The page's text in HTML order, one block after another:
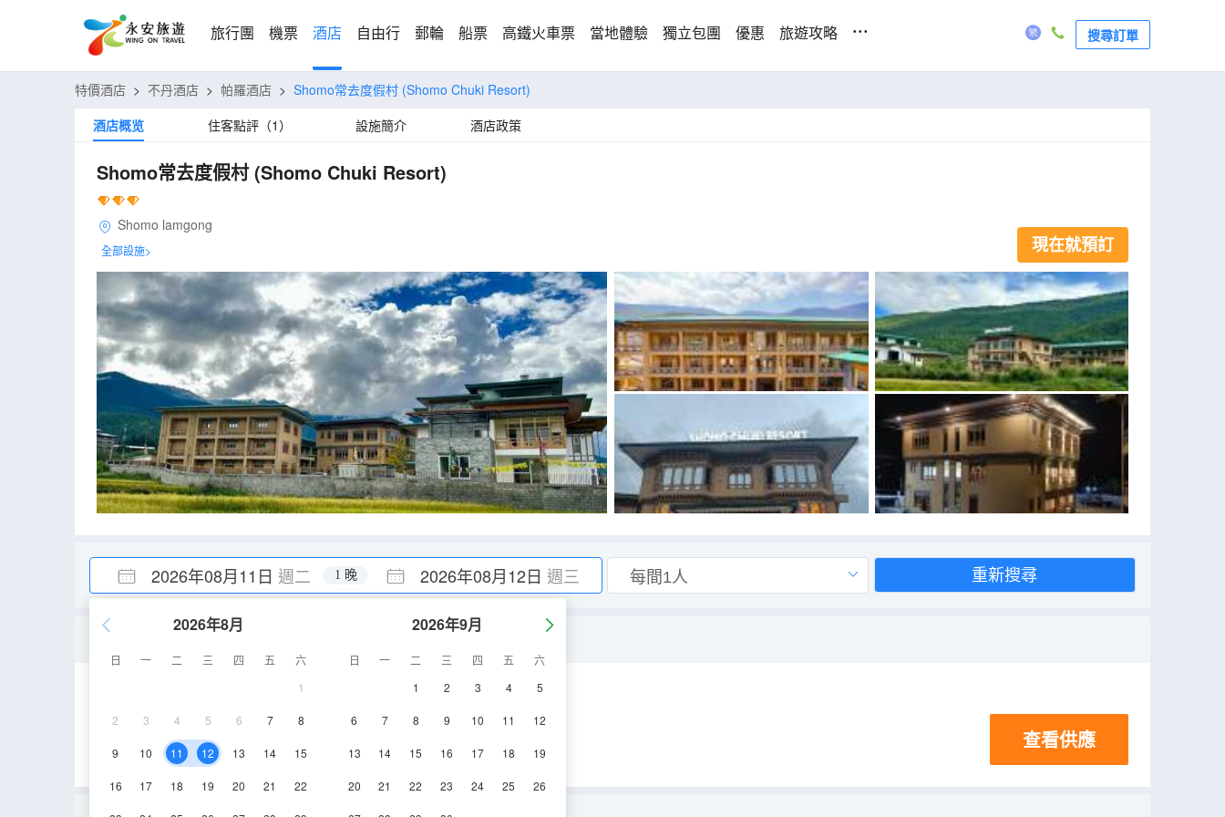
旅行團 機票 酒店 自由行 郵輪 船票 高鐵火車票 當地體驗 獨立包團 優惠 旅遊攻略 ... 搜尋訂單
特價酒店 > 不丹酒店 > 帕羅酒店 > Shomo常去度假村 (Shomo Chuki Resort)
酒店概览
住客點評（1） 設施簡介 酒店政策
Shomo常去度假村(Shomo Chuki Resort)
Shomo lamgong
全部設施> 現在就預訂
2026年08月11日 週二 2026年08月12日 週三
1 晚
2026年8月
日 一 二 三 四 五
六
1
2 3 4 5 6 7 8
9 10 11 12 13 14 15
16 17 18 19 20 21 22
2026年9月
日 一 二 三 四 五
六
1
2 3 4 5
6 7 8 9 10 11 12
13 14 15 16 17 18 19
20 21 22 23 24 25 26
重新搜尋
電視機
查看供應